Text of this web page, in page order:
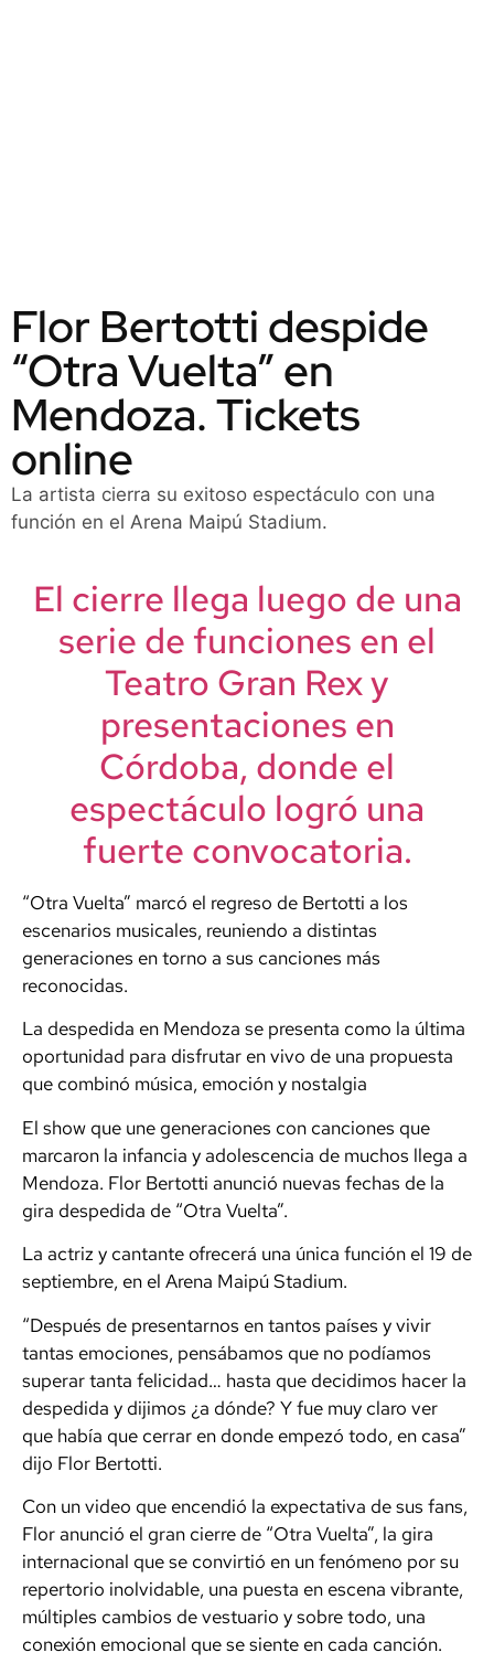
Flor Bertotti despide
“Otra Vuelta” en
Mendoza. Tickets
online
La artista cierra su exitoso espectáculo con una
función en el Arena Maipú Stadium.
El cierre llega luego de una
serie de funciones en el
Teatro Gran Rexy
presentaciones en
Córdoba, donde el
espectáculo logró una
fuerte convocatoria.
“Otra Vuelta” marcó el regreso de Bertotti a los
escenarios musicales, reuniendo a distintas
generaciones en torno a sus canciones más
reconocidas.
La despedida en Mendoza se presenta como la última
oportunidad para disfrutar en vivo de una propuesta
que combinó música, emoción y nostalgia
El show que une generaciones con canciones que
marcaron la infancia y adolescencia de muchos llega a
Mendoza. Flor Bertotti anunció nuevas fechas de la
gira despedida de “Otra Vuelta”.
La actriz y cantante ofrecerá una única función el 19 de
septiembre, en el Arena Maipú Stadium.
“Después de presentarnos en tantos países y vivir
tantas emociones, pensábamos que no podíamos
superar tanta felicidad… hasta que decidimos hacer la
despedida y dijimos ¿a dónde? Y fue muy claro ver
que había que cerrar en donde empezó todo, en casa”
dijo Flor Bertotti.
Con un video que encendió la expectativa de sus fans,
Flor anunció el gran cierre de “Otra Vuelta”, la gira
internacional que se convirtió en un fenómeno por su
repertorio inolvidable, una puesta en escena vibrante,
múltiples cambios de vestuario y sobre todo, una
conexión emocional que se siente en cada canción.